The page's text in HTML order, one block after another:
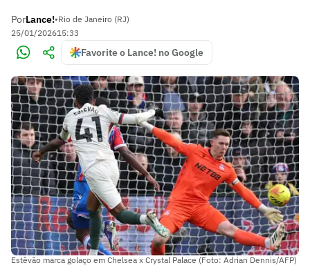
PorLance!•Rio de Janeiro (RJ)
25/01/202615:33
Favorite o Lance! no Google
Estêvão marca golaço em Chelsea x Crystal Palace (Foto: Adrian Dennis/AFP)